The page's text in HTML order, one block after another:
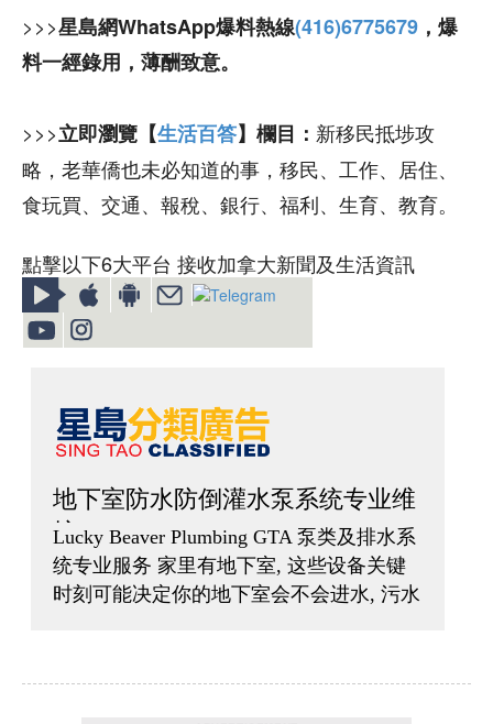
>>>星島網WhatsApp爆料熱線(416)6775679 ，爆
料一經錄用，薄酬致意。
>>>立即瀏覽【生活百答】欄目： 新移民抵埗攻
略，老華僑也未必知道的事，移民、工作、居住、
食玩買、交通、報稅、銀行、福利、生育、教育。
點擊以下6大平台 接收加拿大新聞及生活資訊